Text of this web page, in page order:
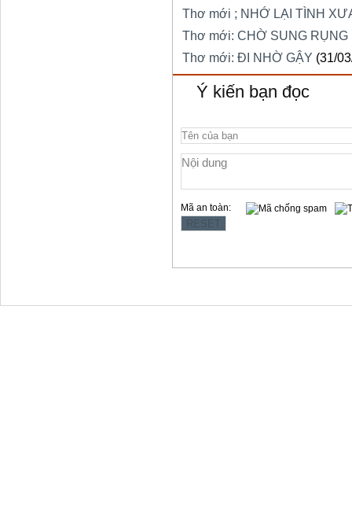
Thơ mới ; NHỚ LẠI TÌNH
Thơ mới: CHỜ SUNG RỤNG
Thơ mới: ĐI NHỜ GẬY (31/
Ý kiến bạn đọc
Mã an toàn: